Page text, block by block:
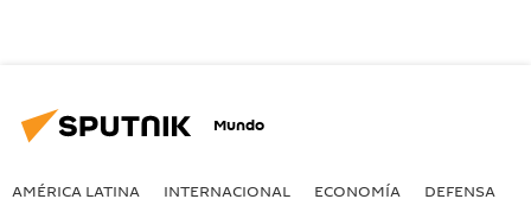
Mundo
AMÉRICA LATINA INTERNACIONAL ECONOMÍA DEFENSA